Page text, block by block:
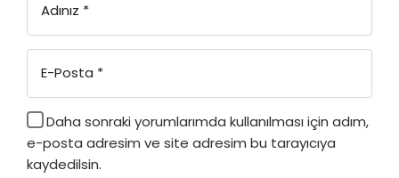
Adınız *
E-Posta *
Daha sonraki yorumlarımda kullanılması için adım,
e-posta adresim ve site adresim bu tarayıcıya
kaydedilsin.